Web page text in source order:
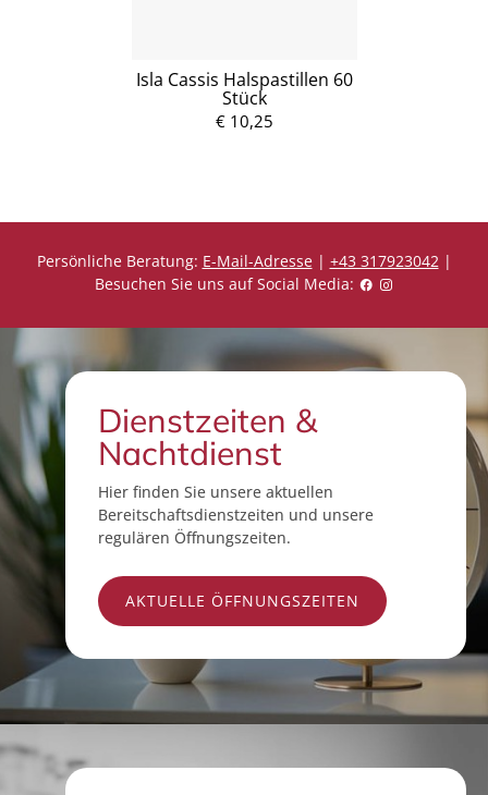
Isla Cassis Halspastillen 60
Stück
€ 10,25
Persönliche Beratung: E-Mail-Adresse| +43 317923042|
Besuchen Sie uns auf Social Media:
Dienstzeiten &
Nachtdienst
Hier finden Sie unsere aktuellen
Bereitschaftsdienstzeiten und unsere
regulären Öffnungszeiten.
AKTUELLE ÖFFNUNGSZEITEN